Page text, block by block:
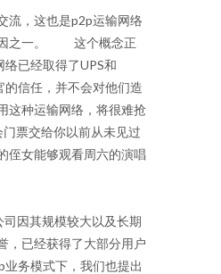
流，这也是p2p运输网络
因之一。 这个概念正
已经取得了UPS和
的信任，并不会对他们造
这种运输网络，将很难抢
票交给你以前从未见过
侄女能够观看周六的演唱
司因其规模较大以及长期
，已经获得了大部分用户
务模式下，我们也提出